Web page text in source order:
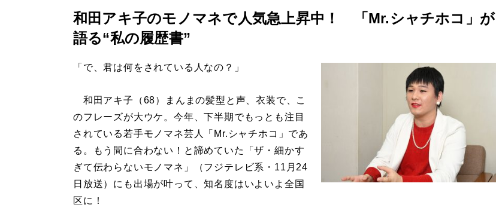
和田アキ子のモノマネで人気急上昇中！ 「Mr.シャチホコ」が
語る“私の履歴書”
「で、君は何をされている人なの？」
和田アキ子（68）まんまの髪型と声、衣装で、こ
のフレーズが大ウケ。今年、下半期でもっとも注目
されている若手モノマネ芸人「Mr.シャチホコ」であ
る。もう間に合わない！と諦めていた「ザ・細かす
ぎて伝わらないモノマネ」（フジテレビ系・11月24
日放送）にも出場が叶って、知名度はいよいよ全国
区に！